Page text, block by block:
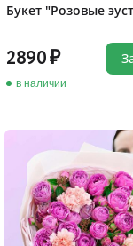
Букет "Розовые
2890
в наличии